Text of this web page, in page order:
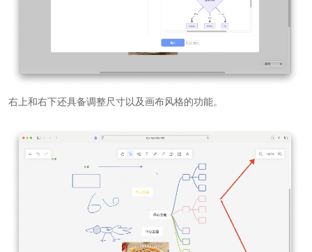
右上和右下还具备调整尺寸以及画布风格的功能。